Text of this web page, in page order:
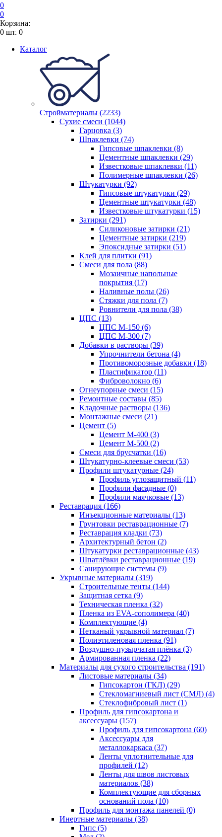
0
0
Корзина:
0 шт. 0
Каталог
Стройматериалы (2233)
Сухие смеси (1044)
Гарцовка (3)
Шпаклевки (74)
Гипсовые шпаклевки (8)
Цементные шпаклевки (29)
Известковые шпаклевки (11)
Полимерные шпаклевки (26)
Штукатурки (92)
Гипсовые штукатурки (29)
Цементные штукатурки (48)
Известковые штукатурки (15)
Затирки (291)
Силиконовые затирки (21)
Цементные затирки (219)
Эпоксидные затирки (51)
Клей для плитки (91)
Смеси для пола (88)
Мозаичные напольные
покрытия (17)
Наливные полы (26)
Стяжки для пола (7)
Ровнители для пола (38)
ЦПС (13)
ЦПС М-150 (6)
ЦПС М-300 (7)
Добавки в растворы (39)
Упрочнители бетона (4)
Противоморозные добавки (18)
Пластификатор (11)
Фиброволокно (6)
Огнеупорные смеси (15)
Ремонтные составы (85)
Кладочные растворы (136)
Монтажные смеси (21)
Цемент (5)
Цемент М-400 (3)
Цемент М-500 (2)
Смеси для брусчатки (16)
Штукатурно-клеевые смеси (53)
Профили штукатурные (24)
Профиль углозащитный (11)
Профили фасадные (0)
Профили маячковые (13)
Реставрация (166)
Инъекционные материалы (13)
Грунтовки реставрационные (7)
Реставрация кладки (73)
Архитектурный бетон (2)
Штукатурки реставрационные (43)
Шпатлёвки реставрационные (19)
Санирующие системы (9)
Укрывные материалы (319)
Строительные тенты (144)
Защитная сетка (9)
Техническая пленка (32)
Пленка из EVA-сополимера (40)
Комплектующие (4)
Нетканый укрывной материал (7)
Полиэтиленовая пленка (91)
Воздушно-пузырчатая плёнка (3)
Армированная пленка (22)
Материалы для сухого строительства (191)
Листовые материалы (34)
Гипсокартон (ГКЛ) (29)
Стекломагниевый лист (СМЛ) (4)
Cтеклофибровый лист (1)
Профиль для гипсокартона и
аксессуары (157)
Профиль для гипсокартона (60)
Аксессуары для
металлокаркаса (37)
Ленты уплотнительные для
профилей (12)
Ленты для швов листовых
материалов (38)
Комплектующие для сборных
оснований пола (10)
Профиль для монтажа панелей (0)
Инертные материалы (38)
Гипс (5)